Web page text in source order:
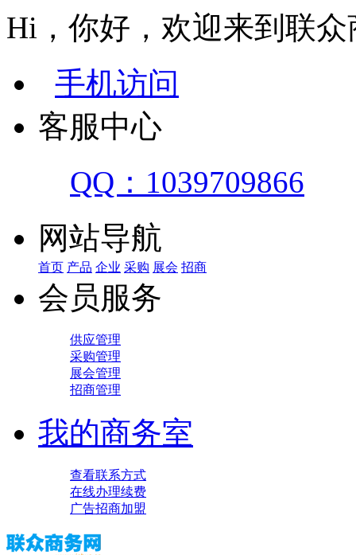
Hi，你好，欢迎来到联众
手机访问
客服中心
QQ：1039709866
网站导航
首页 产品 企业 采购 展会 招商
会员服务
供应管理
采购管理
展会管理
招商管理
我的商务室
查看联系方式
在线办理续费
广告招商加盟